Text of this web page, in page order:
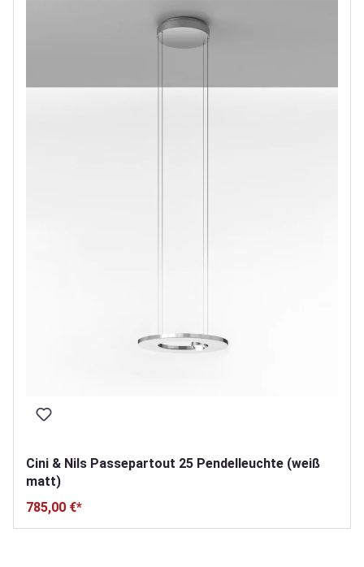
Cini & Nils Passepartout 25 Pendelleuchte (weiß
matt)
785,00 €*